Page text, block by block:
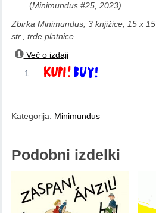
(Minimundus #25, 2023)
Zbirka Minimundus, 3 knjižice,15 x
str., trde platnice
Več o izdaji
Kočevar,
in
Ta
stripu
(komplet)
Dodaj v košarico
Kategorija: Minimundus
Podobni izdelki